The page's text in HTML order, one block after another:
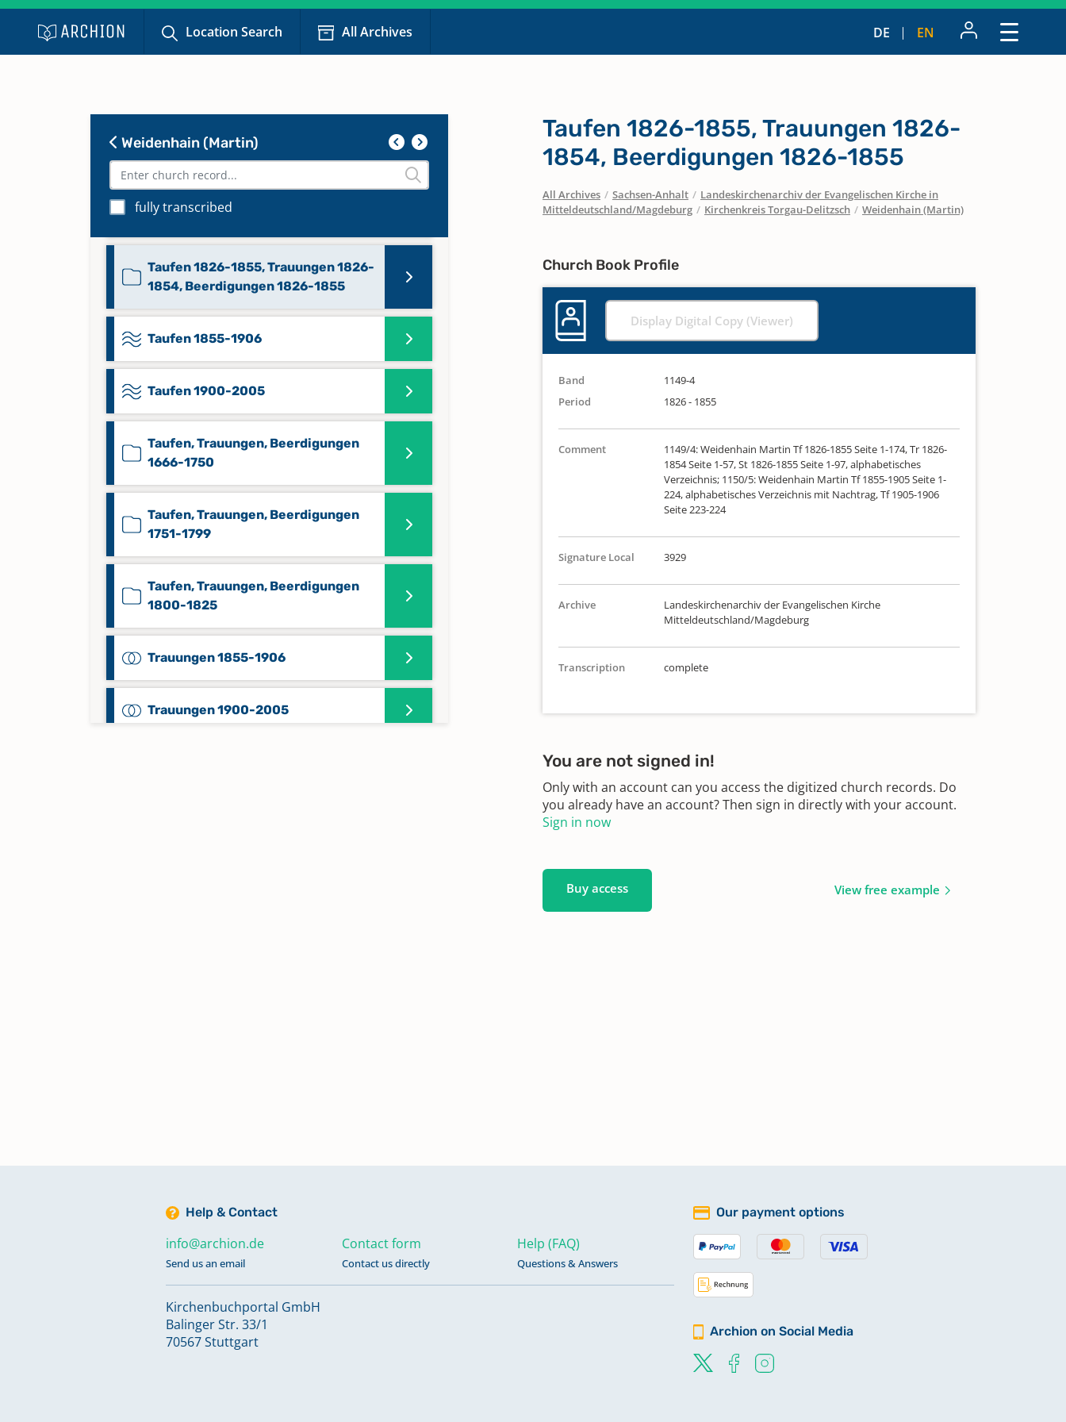
Location Search All Archives DE EN
Weidenhain (Martin)
fully transcribed
Beerdigungen 1855-1956
Konfirmanden 1876-1957
Taufen 1826-1855, Trauungen 1826-
1854, Beerdigungen 1826-1855
Taufen 1855-1906
Taufen 1900-2005
Taufen, Trauungen, Beerdigungen
1666-1750
Taufen, Trauungen, Beerdigungen
1751-1799
Taufen, Trauungen, Beerdigungen
1800-1825
Trauungen 1855-1906
Trauungen 1900-2005
Taufen 1826-1855, Trauungen 1826-
1854, Beerdigungen 1826-1855
All Archives / Sachsen-Anhalt / Landeskirchenarchiv der Evangelischen Kirche in
Mitteldeutschland/Magdeburg / Kirchenkreis Torgau-Delitzsch / Weidenhain (Martin)
Church Book Profile
Display Digital Copy (Viewer)
Band
1149-4
Period
1826 - 1855
Comment
1149/4: Weidenhain Martin Tf 1826-1855 Seite 1-174, Tr 1826-
1854 Seite 1-57, St 1826-1855 Seite 1-97, alphabetisches
Verzeichnis; 1150/5: Weidenhain Martin Tf 1855-1905 Seite 1-
224, alphabetisches Verzeichnis mit Nachtrag, Tf 1905-1906
Seite 223-224
Signature Local 3929
Archive
Landeskirchenarchiv der Evangelischen Kirche
Mitteldeutschland/Magdeburg
Transcription complete
You are not signed in!
Only with an account can you access the digitized church records. Do
you already have an account? Then sign in directly with your account.
Sign in now
Buy access View free example
Help & Contact
info@archion.de
Send us an email
Contact form
Contact us directly
Help (FAQ)
Questions & Answers
Kirchenbuchportal GmbH
Balinger Str. 33/1
70567 Stuttgart
Our payment options
Archion on Social Media